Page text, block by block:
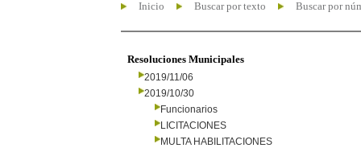
Inicio Buscar por texto Buscar por
Resoluciones Municipales
2019/11/06
2019/10/30
Funcionarios
LICITACIONES
MULTA HABILITACIONES